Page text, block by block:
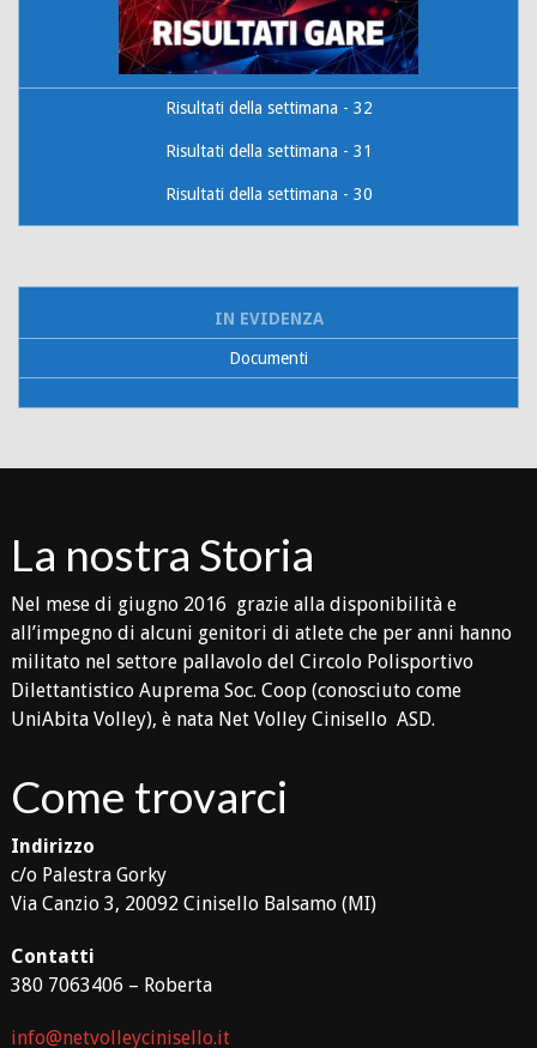
Risultati della settimana - 32
Risultati della settimana - 31
Risultati della settimana - 30
IN EVIDENZA
Documenti
La nostra Storia
Nel mese di giugno 2016 grazie alla disponibilità e
all’impegno di alcuni genitori di atlete che per anni hanno
militato nel settore pallavolo del Circolo Polisportivo
Dilettantistico Auprema Soc. Coop (conosciuto come
UniAbita Volley), è nata Net Volley Cinisello ASD.
Come trovarci
Indirizzo
c/o Palestra Gorky
Via Canzio 3, 20092 Cinisello Balsamo (MI)
Contatti
380 7063406 – Roberta
info@netvolleycinisello.it